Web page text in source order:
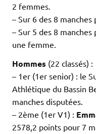
2 femmes.
– Sur 6 des 8
– Sur 5 des 8
une femme.
Hommes (22 classés) :
– 1er (1er senior) : le
Athlétique du Bassin
manches disputées.
– 2ème (1er V1) :
2578,2 points pour 7